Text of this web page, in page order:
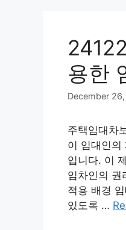
용한
December
주택임대차
이 임대인의
입니다. 이
임차인의 권
적용 배경
있도록 …